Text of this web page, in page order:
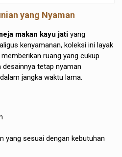
yang Nyaman
makan kayu jati yang
kenyamanan, koleksi ini layak
ruang yang cukup
tetap nyaman
jangka waktu lama.
yang sesuai dengan kebutuhan